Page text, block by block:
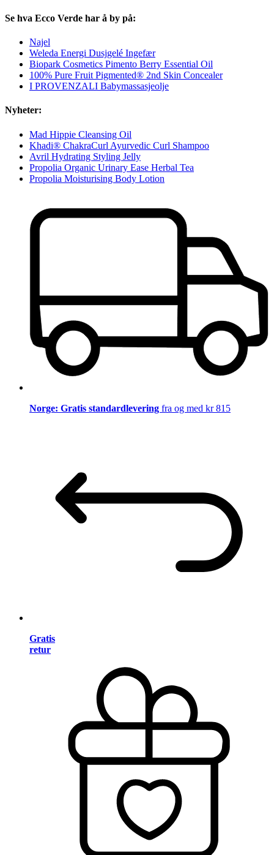
Se hva Ecco Verde har å by på:
Najel
Weleda Energi Dusjgelé Ingefær
Biopark Cosmetics Pimento Berry Essential Oil
100% Pure Fruit Pigmented® 2nd Skin Concealer
I PROVENZALI Babymassasjeolje
Nyheter:
Mad Hippie Cleansing Oil
Khadi® ChakraCurl Ayurvedic Curl Shampoo
Avril Hydrating Styling Jelly
Propolia Organic Urinary Ease Herbal Tea
Propolia Moisturising Body Lotion
Norge: Gratis standardlevering fra og med kr 815
Gratis
retur